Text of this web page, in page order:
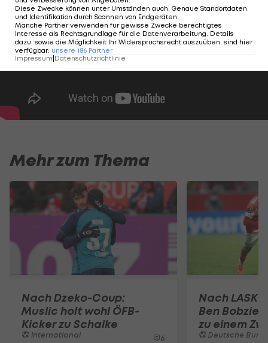
Mehr zum Thema
Nach Dzeko-Coup:
Muslic holt wohl ÖFB-
Kicker zu Schalke
International 6
Nach LASK-
Ben
zu einem
Deutsche
Diese Zwecke können unter Umständen auch: Genaue Standortdaten
und Identifikation durch Scannen von Endgeräten.
Manche Partner verwenden für gewisse Zwecke berechtigtes
Interesse als Rechtsgrundlage für die Datenverarbeitung. Details
dazu, sowie die Möglichkeit Ihr Widerspruchsrecht auszuüben, sind hier
verfügbar: unsere 186 Partner
Impressum Datenschutzrichtlinie